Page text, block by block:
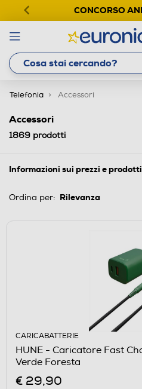
CONCORSO
Telefonia Accessori
Accessori
1869 prodotti
Informazioni sui prezzi e
Ordina per:
CARICABATTERIE
HUNE - Caricatore Fast
Verde Foresta
€ 29,90